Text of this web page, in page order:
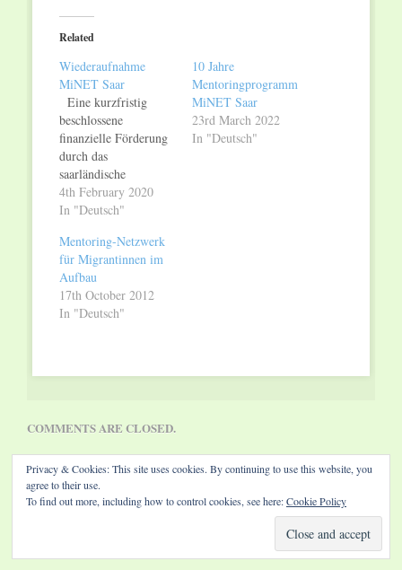
(Opens
in
new
Related
Wiederaufnahme
MiNET Saar
Eine kurzfristig
beschlossene
finanzielle Förderung
durch das
saarländische
Sozialministerium hat
das Projekt MiNET
MentoringNetzwerk
für Migrantinnen
vorläufig vor dem Aus
gerettet. Seit sieben
Jahren vermittelt das
Mentorinnen sind
guten beruflichen
Position und möchten
mit ihrem…
4th February 2020
In "Deutsch"
10 Jahre
Mentoringprogramm
MiNET Saar
23rd March 2022
In "Deutsch"
Mentoring-Netzwerk
für Migrantinnen im
Aufbau
17th October 2012
In "Deutsch"
COMMENTS ARE CLOSED.
Privacy & Cookies: This site uses cookies. By continuing to use this website, you
agree to their use.
To find out more, including how to control cookies, see here:Cookie Policy